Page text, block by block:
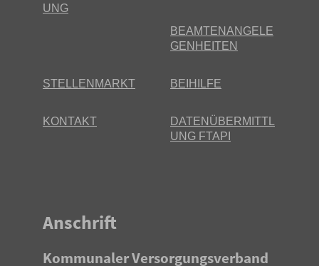
UNG
BEAMTENANGELE
GENHEITEN
STELLENMARKT BEIHILFE
KONTAKT
DATENÜBERMITTL
UNG FTAPI
Anschrift
Kommunaler Versorgungsverband